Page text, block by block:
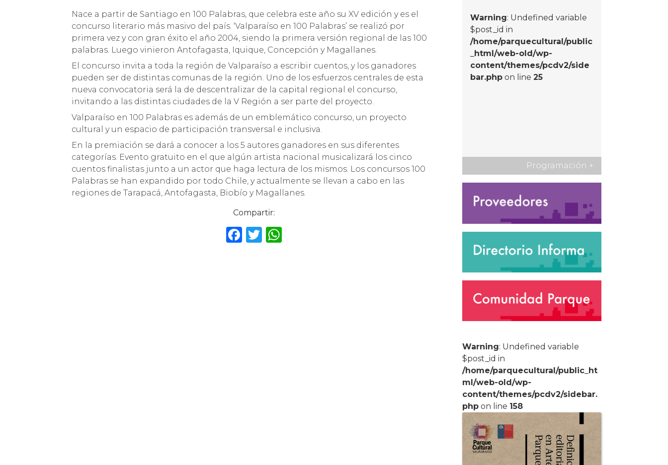
Nace a partir de Santiago en 100 Palabras, que celebra este año su XV edición y es el
concurso literario más masivo del país. ‘Valparaíso en 100 Palabras’ se realizó por
primera vez y con gran éxito el año 2004, siendo la primera versión regional de las 100
palabras. Luego vinieron Antofagasta, Iquique, Concepción y Magallanes.
El concurso invita a toda la región de Valparaíso a escribir cuentos, y los ganadores
pueden ser de distintas comunas de la región. Uno de los esfuerzos centrales de esta
nueva convocatoria será la de descentralizar de la capital regional el concurso,
invitando a las distintas ciudades de la V Región a ser parte del proyecto.
Valparaíso en 100 Palabras es además de un emblemático concurso, un proyecto
cultural y un espacio de participación transversal e inclusiva.
En la premiación se dará a conocer a los 5 autores ganadores en sus diferentes
categorías. Evento gratuito en el que algún artista nacional musicalizará los cinco
cuentos finalistas junto a un actor que haga lectura de los mismos. Los concursos 100
Palabras se han expandido por todo Chile, y actualmente se llevan a cabo en las
regiones de Tarapacá, Antofagasta, Biobío y Magallanes.
Compartir:
F T W
Warning: Undefined variable
$post_id in
/home/parquecultural/public
_html/web-old/wp-
content/themes/pcdv2/side
bar.php on line25
Programación +
Warning: Undefined variable
$post_id in
/home/parquecultural/public_ht
ml/web-old/wp-
content/themes/pcdv2/sidebar.
php on line 158